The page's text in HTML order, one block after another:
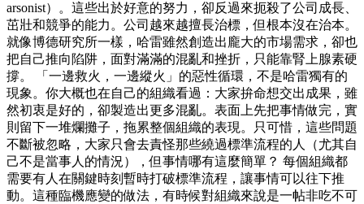
arsonist）。這些出於好意的努力，卻反過來扼殺了公司成長、
茁壯和競爭的能力。公司越來越擅長治標，但根本沒在治本。
就像博德研究所一樣，哈雷雖然創造出龐大的市場需求，卻也
把自己推向陷阱，面對滿滿的混亂和挫折，只能靠腎上腺素硬
撐。 「一邊救火，一邊縱火」的惡性循環，不是哈雷獨有的
現象。你大概也在自己的組織看過：大家拚命想交出成果，雖
然初衷是好的，卻製造出更多混亂。表面上先把事情做完，實
則留下一堆爛攤子，拖累整個組織的表現。只可惜，這些問題
不斷被忽略，大家只會去責怪那些繞過標準流程的人（尤其自
己不是當事人的情況），但事情哪有這麼簡單？ 每個組織都
需要有人在關鍵時刻暫時打破標準流程，讓事情可以往下推
動。這種臨機應變的做法，有時候對組織來說是一帖非吃不可